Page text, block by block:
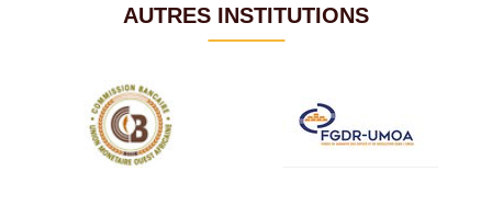
AUTRES INSTITUTIONS